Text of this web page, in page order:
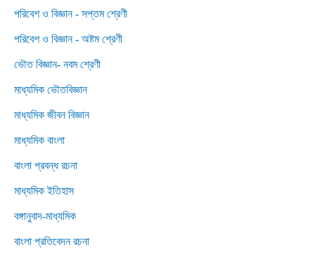
পরিবেশ ও বিজ্ঞান - সপ্তম শ্রেণী
পরিবেশ ও বিজ্ঞান - অষ্টম শ্রেণী
ভৌত বিজ্ঞান- নবম শ্রেণী
মাধ্যমিক ভৌতবিজ্ঞান
মাধ্যমিক জীবন বিজ্ঞান
মাধ্যমিক বাংলা
বাংলা প্রবন্ধ রচনা
মাধ্যমিক ইতিহাস
বঙ্গানুবাদ-মাধ্যমিক
বাংলা প্রতিবেদন রচনা